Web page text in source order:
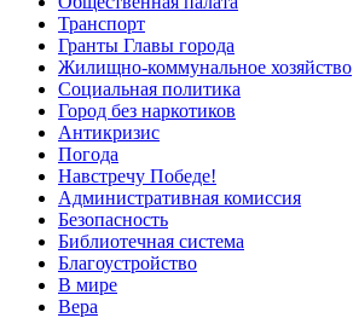
Транспорт
Гранты Главы города
Жилищно-коммунальное хозяйство
Социальная политика
Город без наркотиков
Антикризис
Погода
Навстречу Победе!
Административная комиссия
Безопасность
Библиотечная система
Благоустройство
В мире
Вера